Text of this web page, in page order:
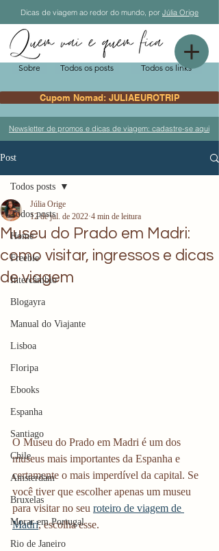
Sobre Todos os posts Todos os links
Cupom Nomad: JULIAEUROTRIP
Dicas de viagem ao redor do mundo, por Júlia Orige
Newsletter de promos e dicas de viagem: cadastre-se aqui
Post
Todos posts
Home
Freebie
Intercâmbio
Blogayra
Manual do Viajante
Lisboa
Floripa
Ebooks
Espanha
Santiago
Chile
Amsterdam
Bruxelas
Morar em Portugal
Rio de Janeiro
Todos posts
Museu do Prado em Madri:
como visitar, ingressos e dicas
de viagem
Júlia Orige
12 de jul. de 2022 4 min de leitura
O Museu do Prado em Madri é um dos
museus mais importantes da Espanha e
certamente o mais imperdível da capital. Se
você tiver que escolher apenas um museu
para visitar no seu roteiro de viagem de
Madri, escolha esse.